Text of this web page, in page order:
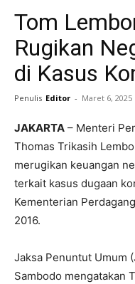
Tom
Rugikan
di Kasus
Penulis Editor - Maret 6, 2025
JAKARTA – Menteri
Thomas Trikasih
merugikan keuangan
terkait kasus dugaan
Kementerian
2016.
Jaksa Penuntut Umum
Sambodo mengatakan